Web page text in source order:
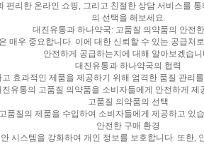
리한 온라인 쇼핑, 그리고 친절한 상담 서비스를
의 선택을 해보세요.
대진유통과 하나약국: 고품질 의약품의 안전
우 중요합니다. 이에 대한 신뢰할 수 있는 공급
안전하게 공급하는지에 대해 알아보겠습니
대진유통과 하나약국의 협력
효과적인 제품을 제공하기 위해 엄격한 품질 관
유통의 고품질 의약품을 소비자들에게 안전하게 제
고품질 의약품의 선택
질의 제품을 수입하여 소비자들에게 제공하고
안전한 구매 환경
시스템을 강화하여 개인 정보를 보호합니다. 또한